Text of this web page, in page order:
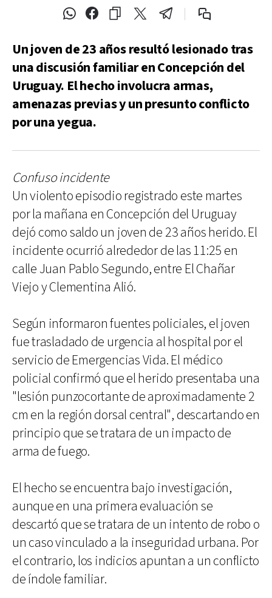
Un joven de 23 años resultó lesionado tras
una discusión familiar en Concepción del
Uruguay. El hecho involucra armas,
amenazas previas y un presunto conflicto
por una yegua.
Confuso incidente
Un violento episodio registrado este martes
por la mañana en Concepción del Uruguay
dejó como saldo un joven de 23 años herido. El
incidente ocurrió alrededor de las 11:25 en
calle Juan Pablo Segundo, entre El Chañar
Viejo y Clementina Alió.
Según informaron fuentes policiales, el joven
fue trasladado de urgencia al hospital por el
servicio de Emergencias Vida. El médico
policial confirmó que el herido presentaba una
"lesión punzocortante de aproximadamente 2
cm en la región dorsal central", descartando en
principio que se tratara de un impacto de
arma de fuego.
El hecho se encuentra bajo investigación,
aunque en una primera evaluación se
descartó que se tratara de un intento de robo o
un caso vinculado a la inseguridad urbana. Por
el contrario, los indicios apuntan a un conflicto
de índole familiar.